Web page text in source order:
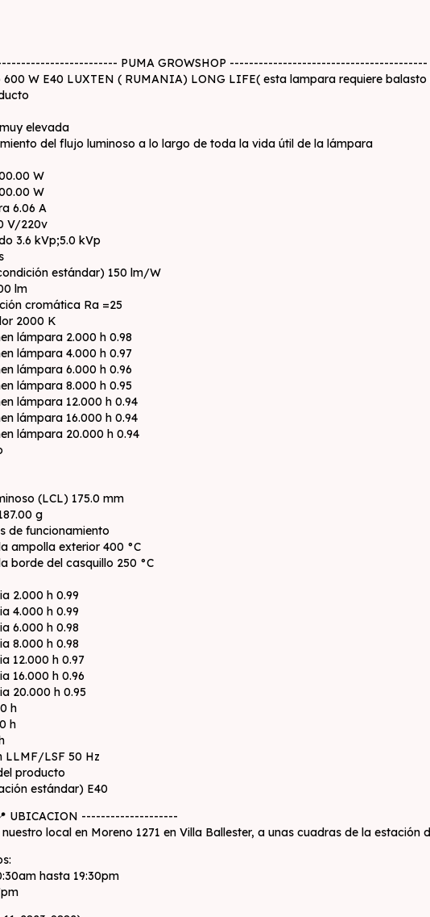
PUMA GROWSHOP -----------------------------------------
W E40 LUXTEN ( RUMANIA) LONG LIFE( esta lampara requiere balasto
elevada
del flujo luminoso a lo largo de toda la vida útil de la lámpara
W
W
6.06 A
V/220v
3.6 kVp;5.0 kVp
estándar) 150 lm/W
lm
cromática Ra =25
2000 K
lámpara 2.000 h 0.98
lámpara 4.000 h 0.97
lámpara 6.000 h 0.96
lámpara 8.000 h 0.95
lámpara 12.000 h 0.94
lámpara 16.000 h 0.94
lámpara 20.000 h 0.94
(LCL) 175.0 mm
g
de funcionamiento
ampolla exterior 400 °C
borde del casquillo 250 °C
2.000 h 0.99
4.000 h 0.99
6.000 h 0.98
8.000 h 0.98
12.000 h 0.97
16.000 h 0.96
20.000 h 0.95
h
h
LLMF/LSF 50 Hz
producto
estándar) E40
UBICACION --------------------
local en Moreno 1271 en Villa Ballester, a unas cuadras de la estación
hasta 19:30pm